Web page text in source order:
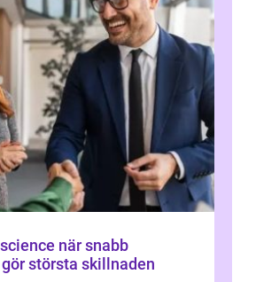
när snabb
största skillnaden